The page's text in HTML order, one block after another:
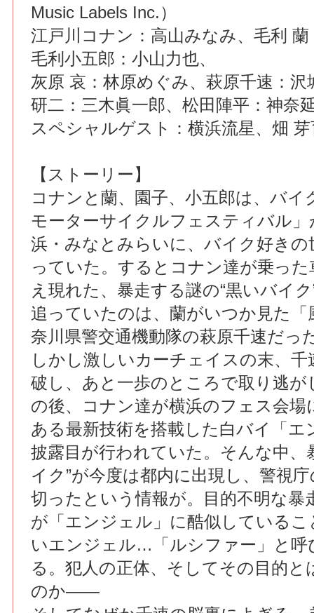
Music Labels Inc.）
江戸川コナン：高山みなみ、毛利 蘭
毛利小五郎：小山力也、
灰原 哀：林原めぐみ、萩原千速：
研二：三木眞一郎、松田陣平：神奈
スペシャルゲスト：横浜流星、畑 芽
【ストーリー】
コナンと蘭、園子、小五郎は、バイ
モーターサイクルフェスティバル
浜・みなとみらいに、バイク好きの
っていた。するとコナン達が乗っ
え現れた、暴走する謎の“黒いバイ
追っていたのは、蘭がいつか見た「
奈川県警交通機動隊の萩原千速だ
しかし激しいカーチェイスの末、
破し、あと一歩のところで取り逃が
の後、コナン達が横浜のフェス会場
ある最新技術を搭載した白バイ「エ
披露目が行われていた。そんな中、
イク”が今度は都内に出現し、警視
切ったという情報が。目的不明な暴
が「エンジェル」に酷似している
いエンジェル…「ルシファー」と呼
る。犯人の正体、そしてその目的と
のか――